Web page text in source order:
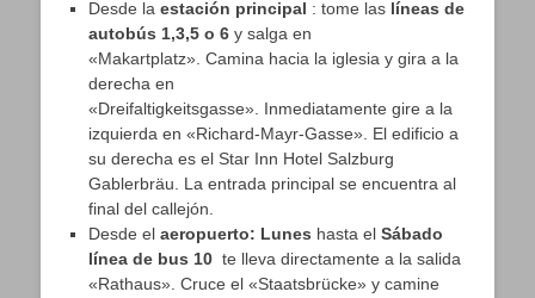
Desde la estación principal : tome las líneas de
autobús 1,3,5 o 6 y salga en
«Makartplatz». Camina hacia la iglesia y gira a la
derecha en
«Dreifaltigkeitsgasse». Inmediatamente gire a la
izquierda en «Richard-Mayr-Gasse». El edificio a
su derecha es el Star Inn Hotel Salzburg
Gablerbräu. La entrada principal se encuentra al
final del callejón.
Desde el aeropuerto: Lunes hasta el Sábado
línea de bus 10 te lleva directamente a la salida
«Rathaus». Cruce el «Staatsbrücke» y camine